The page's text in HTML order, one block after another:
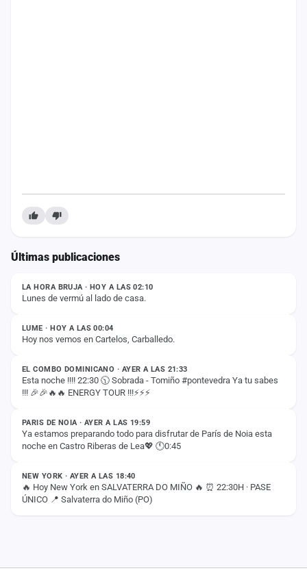
Últimas publicaciones
ESTADO
LA HORA BRUJA · HOY A LAS 02:10
Lunes de vermú al lado de casa.
ESTADO
LUME · HOY A LAS 00:04
Hoy nos vemos en Cartelos, Carballedo.
ESTADO
EL COMBO DOMINICANO · AYER A LAS 21:33
Esta noche !!!! 22:30 🕥 Sobrada - Tomiño #pontevedra Ya tu sabes
!!! 🎉🎉🔥🔥 ENERGY TOUR !!!⚡️⚡️⚡️
ESTADO
PARIS DE NOIA · AYER A LAS 19:59
Ya estamos preparando todo para disfrutar de París de Noia esta
noche en Castro Riberas de Lea💖 🕚0:45
ESTADO
NEW YORK · AYER A LAS 18:40
🔥 Hoy New York en SALVATERRA DO MIÑO 🔥 ⏰ 22:30H · PASE
ÚNICO 📍 Salvaterra do Miño (PO)
Vídeos
Anuncios
Administración
Contacto